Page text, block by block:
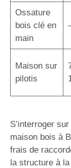
Ossature
bois clé en
main
Maison sur
pilotis
S’interroger
maison bois à
frais de
la structure à